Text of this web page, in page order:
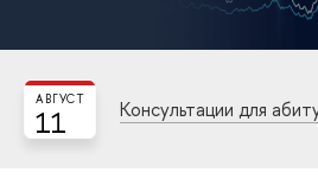
11
АВГУСТ Консультации для